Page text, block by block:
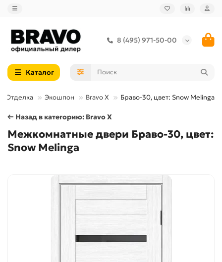
8 (495) 971-50-00
Каталог
Отделка Экошпон Bravo X Браво-30, цвет: Snow Melinga
← Назад в категорию: Bravo X
Межкомнатные двери Браво-30, цвет:
Snow Melinga